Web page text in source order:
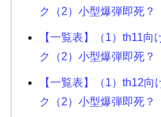
ク（2）小型爆弾即死？
【一覧表】（1）th11
ク（2）小型爆弾即死？
【一覧表】（1）th12
ク（2）小型爆弾即死？